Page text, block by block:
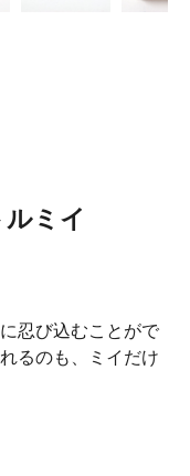
ミイ
忍び込むことがで
るのも、ミイだけ